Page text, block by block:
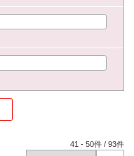
41 -50件 /93件